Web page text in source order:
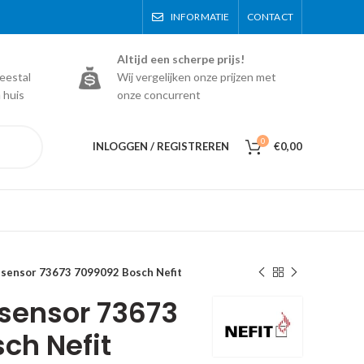
INFORMATIE CONTACT
huis
Altijd een scherpe prijs!
Wij vergelijken onze prijzen met
onze concurrent
INLOGGEN / REGISTREREN 0 €0,00
73673 7099092 Bosch Nefit
73673
Nefit